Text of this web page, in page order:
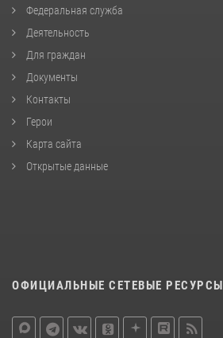
Федеральная служба
Деятельность
Для граждан
Документы
Контакты
Герои
Карта сайта
Открытые данные
ОФИЦИАЛЬНЫЕ СЕТЕВЫЕ РЕСУРСЫ